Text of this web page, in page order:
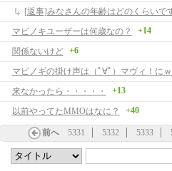
[返事]みなさんの年齢はどのくらいで
マビノキユーザーは何歳なの？
+14
関係ないけど +6
来なかったら・・・・・ +13
以前やってたMMOはなに？ +40
前へ 5331 5332 5333